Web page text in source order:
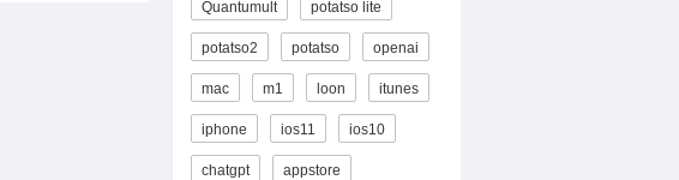
Quantumult potatso lite
potatso2 potatso openai
mac m1 loon itunes
iphone ios11 ios10
chatgpt appstore